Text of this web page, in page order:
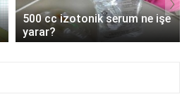
5 duyu organımız ne işe
yarar?